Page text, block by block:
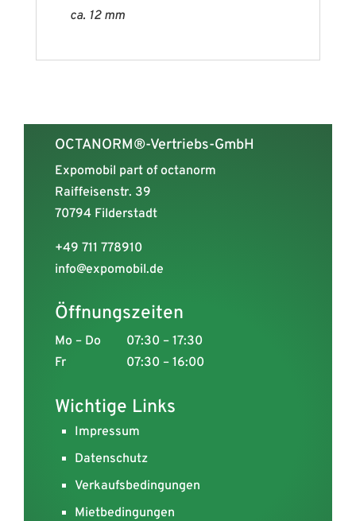
ca. 12 mm
OCTANORM®-Vertriebs-GmbH
Expomobil part of octanorm
Raiffeisenstr. 39
70794 Filderstadt
+49 711 778910
info@expomobil.de
Öffnungszeiten
Mo – Do
07:30 – 17:30
Fr
07:30 – 16:00
Wichtige Links
Impressum
Datenschutz
Verkaufsbedingungen
Mietbedingungen